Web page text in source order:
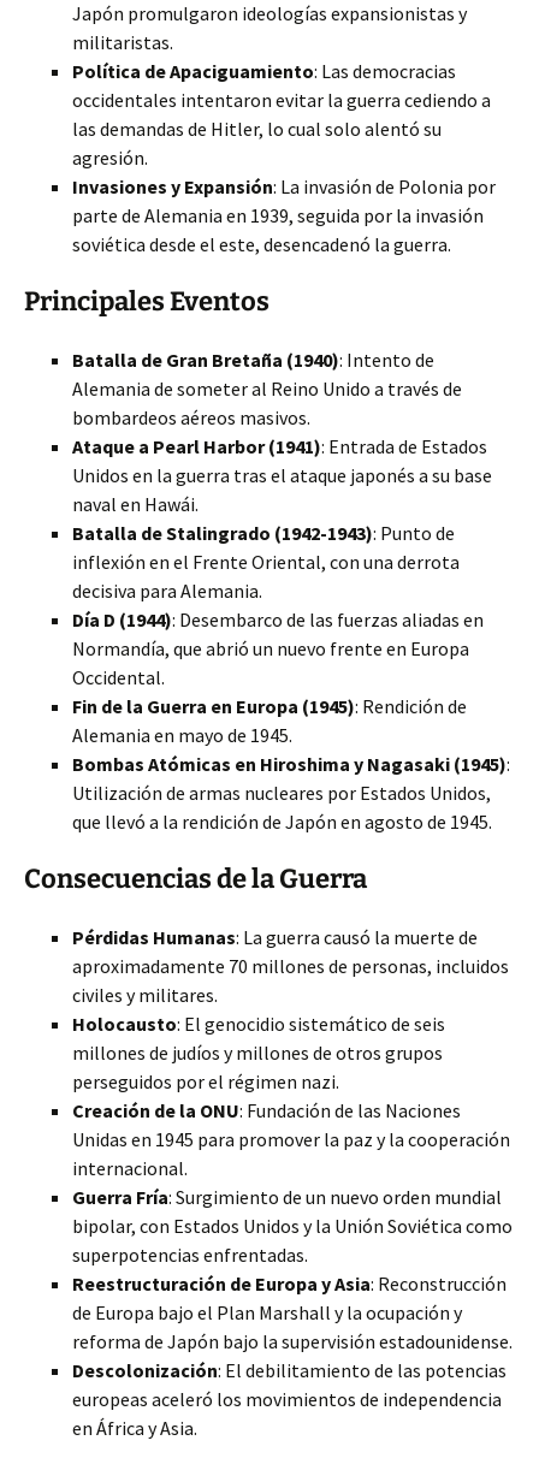
Japón promulgaron ideologías expansionistas y
militaristas.
Política de Apaciguamiento: Las democracias
occidentales intentaron evitar la guerra cediendo a
las demandas de Hitler, lo cual solo alentó su
agresión.
Invasiones y Expansión: La invasión de Polonia por
parte de Alemania en 1939, seguida por la invasión
soviética desde el este, desencadenó la guerra.
Principales Eventos
Batalla de Gran Bretaña (1940): Intento de
Alemania de someter al Reino Unido a través de
bombardeos aéreos masivos.
Ataque a Pearl Harbor (1941): Entrada de Estados
Unidos en la guerra tras el ataque japonés a su base
naval en Hawái.
Batalla de Stalingrado (1942-1943): Punto de
inflexión en el Frente Oriental, con una derrota
decisiva para Alemania.
Día D (1944): Desembarco de las fuerzas aliadas en
Normandía, que abrió un nuevo frente en Europa
Occidental.
Fin de la Guerra en Europa (1945): Rendición de
Alemania en mayo de 1945.
Bombas Atómicas en Hiroshima y Nagasaki (1945):
Utilización de armas nucleares por Estados Unidos,
que llevó a la rendición de Japón en agosto de 1945.
Consecuencias de la Guerra
Pérdidas Humanas: La guerra causó la muerte de
aproximadamente 70 millones de personas, incluidos
civiles y militares.
Holocausto: El genocidio sistemático de seis
millones de judíos y millones de otros grupos
perseguidos por el régimen nazi.
Creación de la ONU: Fundación de las Naciones
Unidas en 1945 para promover la paz y la cooperación
internacional.
Guerra Fría: Surgimiento de un nuevo orden mundial
bipolar, con Estados Unidos y la Unión Soviética como
superpotencias enfrentadas.
Reestructuración de Europa y Asia: Reconstrucción
de Europa bajo el Plan Marshall y la ocupación y
reforma de Japón bajo la supervisión estadounidense.
Descolonización: El debilitamiento de las potencias
europeas aceleró los movimientos de independencia
en África y Asia.